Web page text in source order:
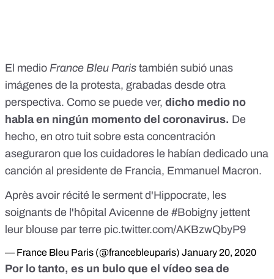
El medio France Bleu Paris también subió unas
imágenes de la protesta, grabadas desde otra
perspectiva. Como se puede ver, dicho medio no
habla en ningún momento del coronavirus. De
hecho, en otro tuit sobre esta concentración
aseguraron que los cuidadores le habían dedicado una
canción al presidente de Francia, Emmanuel Macron.
Après avoir récité le serment d'Hippocrate, les
soignants de l'hôpital Avicenne de #Bobigny jettent
leur blouse par terre pic.twitter.com/AKBzwQbyP9
— France Bleu Paris (@francebleuparis) January 20, 2020
Por lo tanto, es un bulo que el vídeo sea de